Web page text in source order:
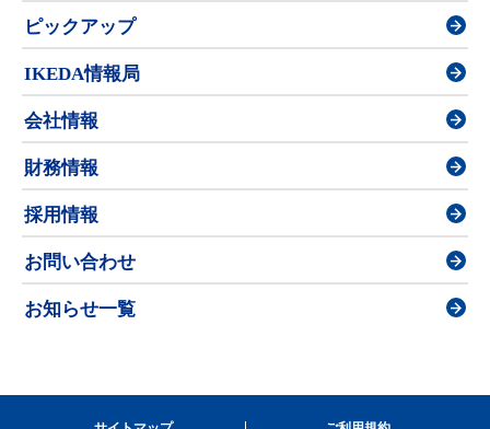
ピックアップ
IKEDA情報局
会社情報
財務情報
採用情報
お問い合わせ
お知らせ一覧